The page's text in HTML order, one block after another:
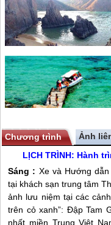
Chương trình
Ảnh
LỊCH TRÌNH: Hành
Sáng : Xe và Hướng
tại khách sạn trung tâm
ảnh lưu niệm tại các
trên cỏ xanh”: Đập Tam
nhất miền Trung Việt